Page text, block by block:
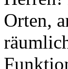
Orten,